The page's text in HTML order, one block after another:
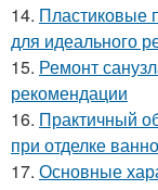
14. Пластиковые
для идеального
15. Ремонт
рекомендации
16. Практичный
при отделке
17. Основные